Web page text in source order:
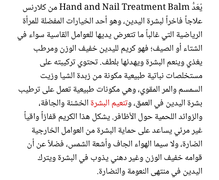
يُعَدُّ Hand and Nail Treatment Balm من كلارنس
علاجاً فاخراً لبشرة اليدين، وهو أحد الخيارات المفضلة للمرأة
الرياضية التي غالباً ما تتعرض يديها للعوامل القاسية سواء في
الشتاء أو الصيف؛ فهو كريم لليدين خفيف الوزن ومرطب
يغذي وينعم البشرة ويهدئها بلطف. تحتوي تركيبته على
مستخلصات نباتية طبيعية مكونة من زبدة الشيا وزيت
السمسم والمر المقوي، وهي مكونات طبيعية تعمل على ترطيب
بشرة اليدين في العمق، وتنعيم البشرة الخشنة والجافة،
والزوائد اللحمية حول الأظافر. يشكل هذا الكريم قفازاً واقياً
غير مرئي يساعد على حماية البشرة من العوامل الخارجية
الضارة، ولا سيما الهواء الجاف وأشعة الشمس، فضلاً عن أن
قوامه خفيف الوزن وغير دهني يذوب في البشرة ويترك
اليدين في منتهى النعومة والنضارة.